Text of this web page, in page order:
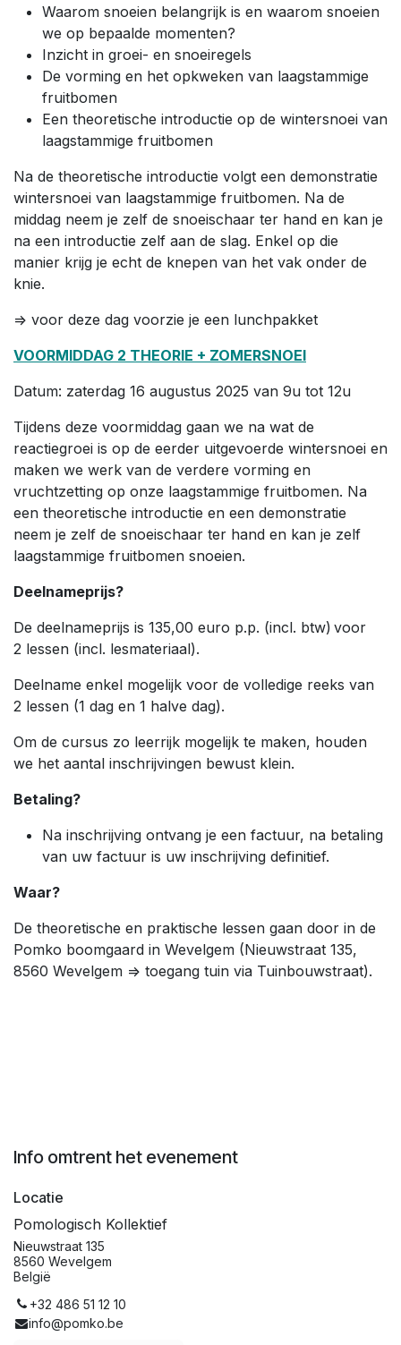
Waarom snoeien belangrijk is en waarom snoeien
we op bepaalde momenten?
Inzicht in groei- en snoeiregels
De vorming en het opkweken van laagstammige
fruitbomen
Een theoretische introductie op de wintersnoei van
laagstammige fruitbomen
Na de theoretische introductie volgt een demonstratie
wintersnoei van laagstammige fruitbomen. Na de
middag neem je zelf de snoeischaar ter hand en kan je
na een introductie zelf aan de slag. Enkel op die
manier krijg je echt de knepen van het vak onder de
knie.
=> voor deze dag voorzie je een lunchpakket
VOORMIDDAG 2 THEORIE + ZOMERSNOEI
Datum: zaterdag 16 augustus 2025 van 9u tot 12u
Tijdens deze voormiddag gaan we na wat de
reactiegroei is op de eerder uitgevoerde wintersnoei en
maken we werk van de verdere vorming en
vruchtzetting op onze laagstammige fruitbomen. Na
een theoretische introductie en een demonstratie
neem je zelf de snoeischaar ter hand en kan je zelf
laagstammige fruitbomen snoeien.
Deelnameprijs?
De deelnameprijs is 135,00 euro p.p. (incl. btw) voor
2 lessen (incl. lesmateriaal).
Deelname enkel mogelijk voor de volledige reeks van
2 lessen (1 dag en 1 halve dag).
Om de cursus zo leerrijk mogelijk te maken, houden
we het aantal inschrijvingen bewust klein.
Betaling?
Na inschrijving ontvang je een factuur, na betaling
van uw factuur is uw inschrijving definitief.
Waar?
De theoretische en praktische lessen gaan door in de
Pomko boomgaard in Wevelgem (Nieuwstraat 135,
8560 Wevelgem => toegang tuin via Tuinbouwstraat).
Info omtrent het evenement
Locatie
Pomologisch Kollektief
Nieuwstraat 135
8560 Wevelgem
België
+32 486 51 12 10
info@pomko.be